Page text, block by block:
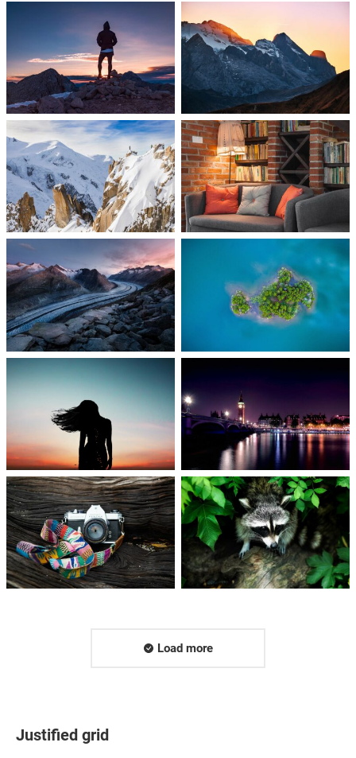
Load more
Justified grid